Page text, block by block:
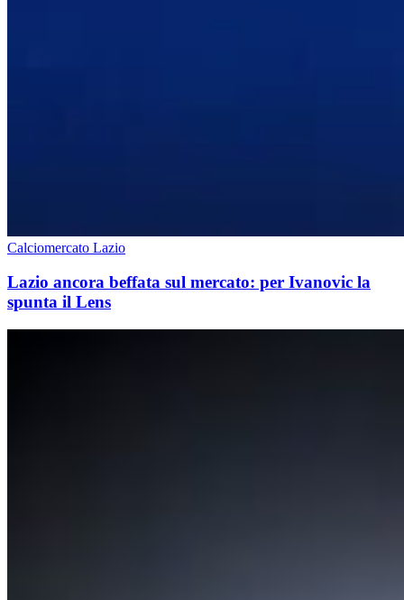
Calciomercato Lazio
Lazio ancora beffata sul mercato: per Ivanovic la
spunta il Lens